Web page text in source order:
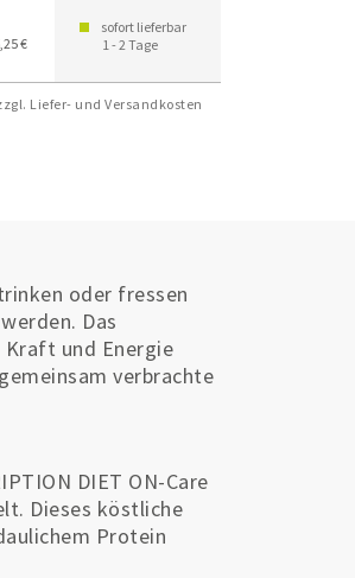
€
sofort lieferbar
1 - 2 Tage
Liefer- und Versandkosten
oder fressen
Das
und Energie
verbrachte
DIET ON-Care
Dieses köstliche
Protein